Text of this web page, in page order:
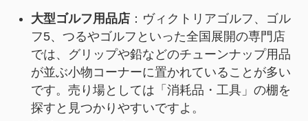
大型ゴルフ用品店：ヴィクトリアゴルフ、ゴル
フ5、つるやゴルフといった全国展開の専門店
では、グリップや鉛などのチューンナップ用品
が並ぶ小物コーナーに置かれていることが多い
です。売り場としては「消耗品・工具」の棚を
探すと見つかりやすいですよ。